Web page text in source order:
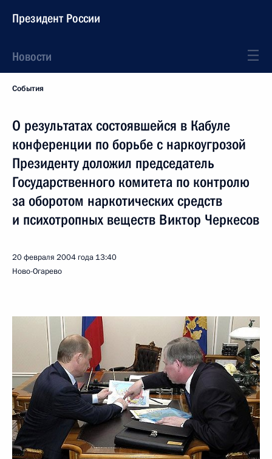
Президент России
Новости
События
О результатах состоявшейся в Кабуле
конференции по борьбе с наркоугрозой
Президенту доложил председатель
Государственного комитета по контролю
за оборотом наркотических средств
и психотропных веществ Виктор Черкесов
20 февраля 2004 года 13:40
Ново-Огарево